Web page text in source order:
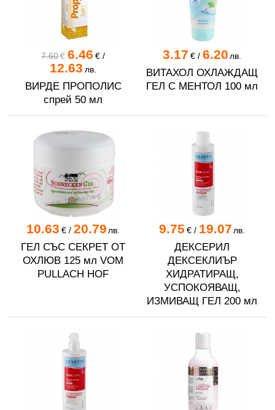
7.60€ 6.46 €/
12.63 лв.
ВИРДЕ ПРОПОЛИС
спрей 50 мл
3.17 €/ 6.20 лв.
ВИТАХОЛ ОХЛАЖДАЩ
ГЕЛ С МЕНТОЛ 100 мл
10.63 €/ 20.79 лв.
ГЕЛ СЪС СЕКРЕТ ОТ
ОХЛЮВ 125 мл VOM
PULLACH HOF
9.75 €/ 19.07 лв.
ДЕКСЕРИЛ
ДЕКСЕКЛИЪР
ХИДРАТИРАЩ,
УСПОКОЯВАЩ,
ИЗМИВАЩ ГЕЛ 200 мл